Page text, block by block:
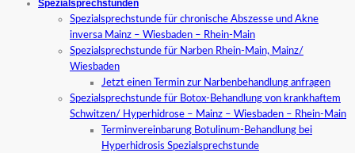
Spezialsprechstunden
Spezialsprechstunde für chronische Abszesse und Akne
inversa Mainz – Wiesbaden – Rhein-Main
Spezialsprechstunde für Narben Rhein-Main, Mainz/
Wiesbaden
Jetzt einen Termin zur Narbenbehandlung anfragen
Spezialsprechstunde für Botox-Behandlung von krankhaftem
Schwitzen/ Hyperhidrose – Mainz – Wiesbaden – Rhein-Main
Terminvereinbarung Botulinum-Behandlung bei
Hyperhidrosis Spezialsprechstunde